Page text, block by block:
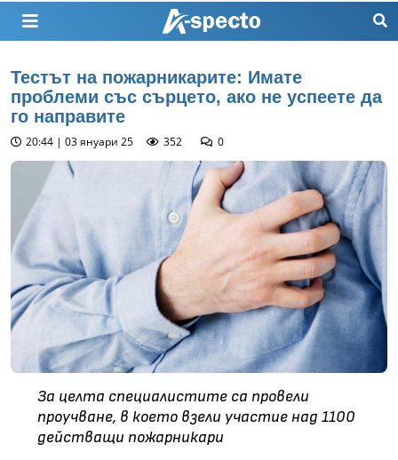
Тестът на пожарникарите: Имате
проблеми със сърцето, ако не успеете да
го направите
20:44 | 03 януари 25 352 0
За целта специалистите са провели
проучване, в което взели участие над 1100
действащи пожарникари